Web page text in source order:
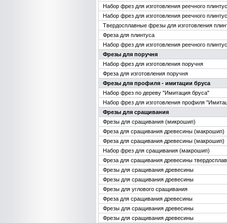
Набор фрез для изготовления реечного
Набор фрез для изготовления реечного
Твердосплавные фрезы для изготовления
Фреза для плинтуса
Набор фрез для изготовления реечного
Фрезы для поручня
Набор фрез для изготовления поручня
Фреза для изготовления поручня
Фрезы для профиля - имитации бруса
Набор фрез по дереву "Имитация бруса"
Набор фрез для изготовления профиля
Фрезы для сращивания
Фрезы для сращивания (микрошип)
Фреза для сращивания древесины (макрошип)
Фреза для сращивания древесины (макрошип)
Набор фрез для сращивания (макрошип)
Фреза для сращивания древесины
Фрезы для сращивания древесины
Фрезы для сращивания древесины
Фрезы для углового сращивания
Фреза для сращивания древесины
Фрезы для сращивания древесины
Фрезы для сращивания древесины